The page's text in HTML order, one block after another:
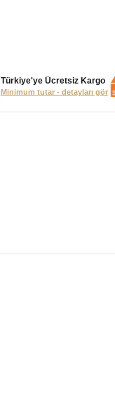
Türkiye'ye Ücretsiz Kargo
Minimum tutar - detayları gör